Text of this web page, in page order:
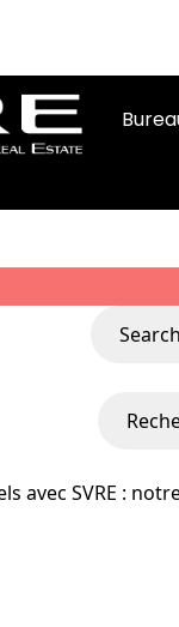
Search
avec SVRE :